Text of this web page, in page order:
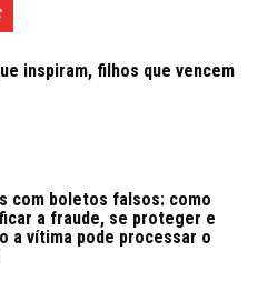
inspiram, filhos que vencem
com boletos falsos: como
a fraude, se proteger e
a vítima pode processar o